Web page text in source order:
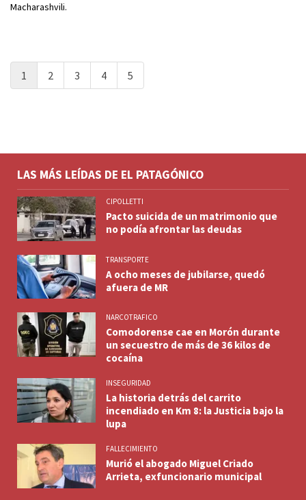
Macharashvili.
1 2 3 4 5
LAS MÁS LEÍDAS DE EL PATAGÓNICO
CIPOLLETTI
Pacto suicida de un matrimonio que
no podía afrontar las deudas
TRANSPORTE
A ocho meses de jubilarse, quedó
afuera de MR
NARCOTRAFICO
Comodorense cae en Morón durante
un secuestro de más de 36 kilos de
cocaína
INSEGURIDAD
La historia detrás del carrito
incendiado en Km 8: la Justicia bajo la
lupa
FALLECIMIENTO
Murió el abogado Miguel Criado
Arrieta, exfuncionario municipal